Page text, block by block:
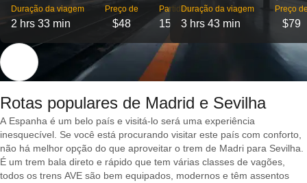
Duração da viagem
2 hrs 33 min
Preço de
$48
Partidas
15
Duração da viagem
3 hrs 43 min
Preço
$79
Rotas populares de Madrid e Sevilha
A Espanha é um belo país e visitá-lo será uma experiência
inesquecível. Se você está procurando visitar este país com conforto,
não há melhor opção do que aproveitar o trem de Madri para Sevilha.
É um trem bala direto e rápido que tem várias classes de vagões,
todos os trens AVE são bem equipados, modernos e têm assentos